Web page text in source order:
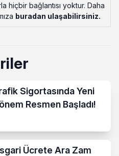
hiçbir bağlantısı yoktur. Daha
buradan ulaşabilirsiniz.
Sigortasında Yeni
Resmen Başladı!
Ücrete Ara Zam